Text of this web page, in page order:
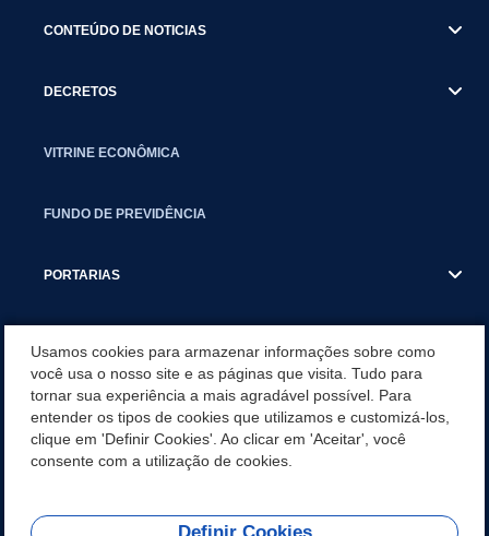
CONTEÚDO DE NOTICIAS
DECRETOS
VITRINE ECONÔMICA
FUNDO DE PREVIDÊNCIA
PORTARIAS
CONCURSO/PSS/CONVOCAÇÃO
INCENTIVOS PÚBLICOS À PROJETOS CULTURAIS - INÁCIO
MARTINS PR
Usamos cookies para armazenar informações sobre como
você usa o nosso site e as páginas que visita. Tudo para
tornar sua experiência a mais agradável possível. Para
entender os tipos de cookies que utilizamos e customizá-los,
clique em 'Definir Cookies'. Ao clicar em 'Aceitar', você
consente com a utilização de cookies.